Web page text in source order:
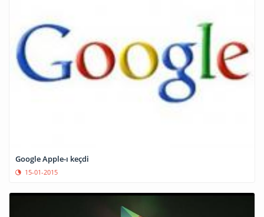
Google Apple-ı keçdi
15-01-2015